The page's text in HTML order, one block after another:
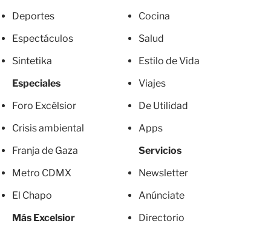
Deportes
Espectáculos
Sintetika
Especiales
Foro Excélsior
Crisis ambiental
Franja de Gaza
Metro CDMX
El Chapo
Más Excelsior
Cocina
Salud
Estilo de Vida
Viajes
De Utilidad
Apps
Servicios
Newsletter
Anúnciate
Directorio